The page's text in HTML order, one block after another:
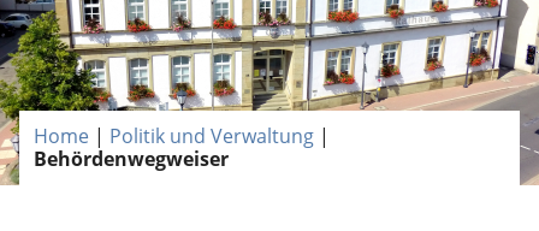
Home | Politik und Verwaltung |
Behördenwegweiser